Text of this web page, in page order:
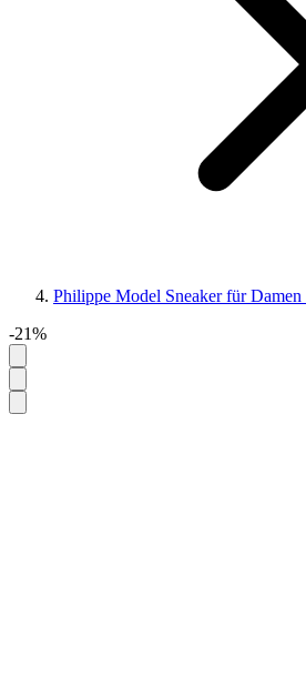
Philippe Model Sneaker für
-21%